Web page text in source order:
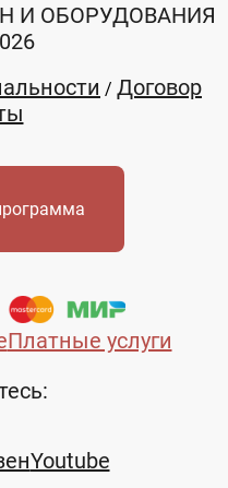
Платные услуги
И ОБОРУДОВАНИЯ
/ Договор
Youtube